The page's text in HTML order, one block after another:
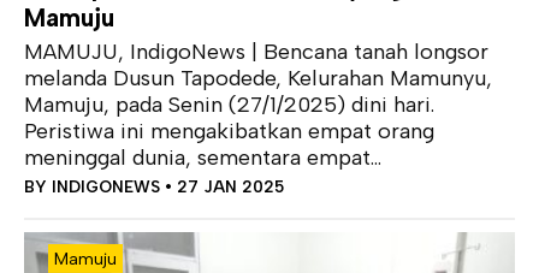
Mamuju
MAMUJU, IndigoNews | Bencana tanah longsor
melanda Dusun Tapodede, Kelurahan Mamunyu,
Mamuju, pada Senin (27/1/2025) dini hari.
Peristiwa ini mengakibatkan empat orang
meninggal dunia, sementara empat...
BY INDIGONEWS • 27 JAN 2025
Mamuju